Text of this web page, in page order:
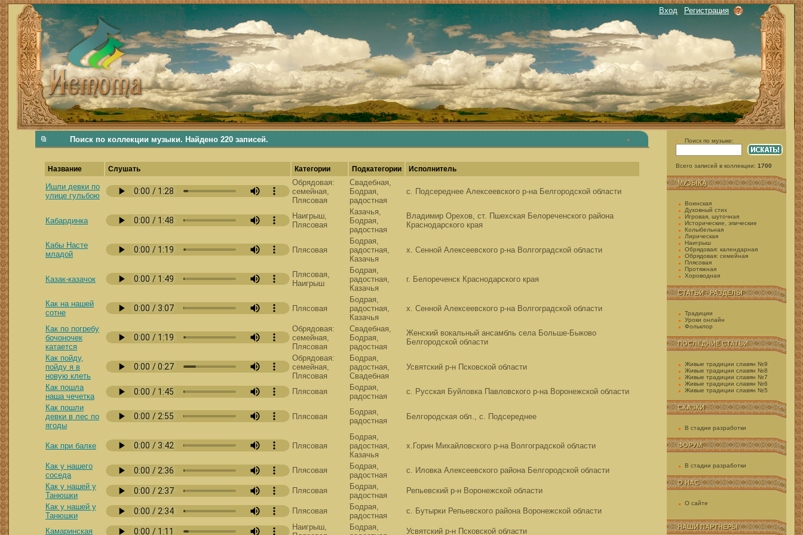
фольклорная музыка, фольклор хороводы бабушки русские народные песни послушать скачать каталог фольклора Поиск музыки, поиск фольклора, искать песни, как пели раньше, деревенские песни, русские песни, русские традиции, наши корни, русские самобытные традиции
Вход Регистрация
Поиск по коллекции музыки. Найдено 220 записей. •
Название Слушать Категории Подкатегории Исполнитель
Ишли девки по
улице гульбою
Обрядовая:
семейная,
Плясовая
Свадебная,
Бодрая,
радостная
с. Подсереднее Алексеевского р-на Белгородской области
Кабардинка
Наигрыш,
Плясовая
Казачья,
Бодрая,
радостная
Владимир Орехов, ст. Пшехская Белореченского района
Краснодарского края
Кабы Насте
младой
Плясовая
Бодрая,
радостная,
Казачья
х. Сенной Алексеевского р-на Волгоградской области
Казак-казачок
Плясовая,
Наигрыш
Бодрая,
радостная,
Казачья
г. Белореченск Краснодарского края
Как на нашей
сотне
Плясовая
Бодрая,
радостная,
Казачья
х. Сенной Алексеевского р-на Волгоградской области
Как по погребу
бочоночек
катается
Обрядовая:
семейная,
Плясовая
Свадебная,
Бодрая,
радостная
Женский вокальный ансамбль села Больше-Быково
Белгородской области
Как пойду,
пойду я в
новую клеть
Обрядовая:
семейная,
Плясовая
Бодрая,
радостная,
Свадебная
Усвятский р-н Псковской области
Как пошла
наша чечетка
Плясовая
Бодрая,
радостная
с. Русская Буйловка Павловского р-на Воронежской области
Как пошли
девки в лес по
ягоды
Плясовая
Бодрая,
радостная
Белгородская обл., с. Подсереднее
Как при балке Плясовая
Бодрая,
радостная,
Казачья
х.Горин Михайловского р-на Волгоградской области
Как у нашего
соседа
Плясовая
Бодрая,
радостная
с. Иловка Алексеевского района Белгородской области
Как у нашей у
Танюшки
Плясовая
Бодрая,
радостная
Репьевский р-н Воронежской области
Как у нашей у
Танюшки
Плясовая
Бодрая,
радостная
с. Бутырки Репьевского района Воронежской области
Камаринская
Наигрыш,
Бодрая,
Усвятский р-н Псковской области
•Поиск по музыке:
Всего записей в коллекции: 1700
МУЗЫКА
Воинская
Духовный стих
Игровая, шуточная
Исторические, эпические
Колыбельная
Лирическая
Наигрыш
Обрядовая: календарная
Обрядовая: семейная
Плясовая
Протяжная
Хороводная
СТАТЬИ - РАЗДЕЛЫ
Традиции
Уроки онлайн
Фольклор
ПОСЛЕДНИЕ СТАТЬИ
Живые традиции славян №9
Живые традиции славян №8
Живые традиции славян №7
Живые традиции славян №6
Живые традиции славян №5
СКАЗКИ
В стадии разработки
ФОРУМ
В стадии разработки
О НАС
О сайте
НАШИ ПАРТНЕРЫ